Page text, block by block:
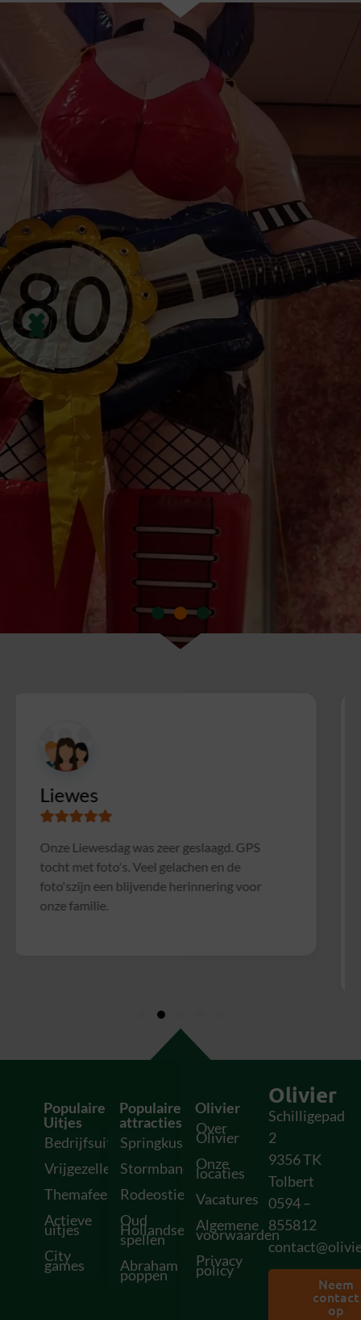
Susanne
Samen met collega's Sterrenslag gedaan.
Alles was goed geregeld, soms wat te druk op
het veld door andere groepen, waardoor het
soms wat rommelig verliep. Maar verder zeer
Populaire
Uitjes
Bedrijfsuitjes
Vrijgezellenfeesten
Themafeesten
Actieve
uitjes
City
games
Populaire
attracties
Springkussens
Stormbanen
Rodeostieren
Oud
Hollandse
spellen
Abraham
poppen
Olivier
Over
Olivier
Onze
locaties
Vacatures
Algemene
voorwaarden
Privacy
policy
Olivier
Schilligepad
2
9356 TK
Tolbert
0594 –
855812
Neem
contact
op